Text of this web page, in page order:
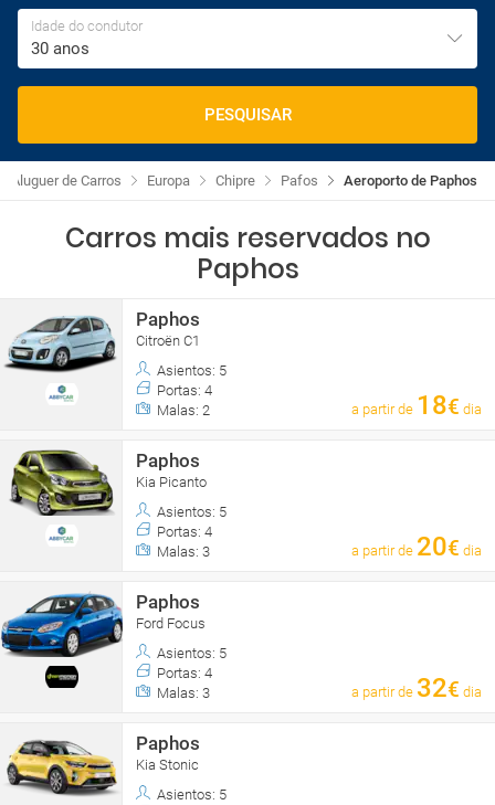
Idade do condutor
30 anos
PESQUISAR
Aeroporto de Paphos
Pafos
Chipre
Europa
Aluguer de Carros
Carros mais reservados no
Paphos
Paphos
Citroën C1
Asientos: 5
Portas: 4
Malas: 2
a partir de 18€ dia
Paphos
Kia Picanto
Asientos: 5
Portas: 4
Malas: 3
a partir de 20€ dia
Paphos
Ford Focus
Asientos: 5
Portas: 4
Malas: 3
a partir de 32€ dia
Paphos
Kia Stonic
Asientos: 5